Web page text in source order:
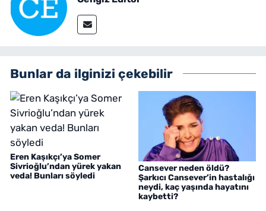
Bunlar da ilginizi çekebilir
Eren Kaşıkçı’ya Somer
Sivrioğlu’ndan yürek yakan
veda! Bunları söyledi
Cansever neden öldü?
Şarkıcı Cansever’in hastalığı
neydi, kaç yaşında hayatını
kaybetti?